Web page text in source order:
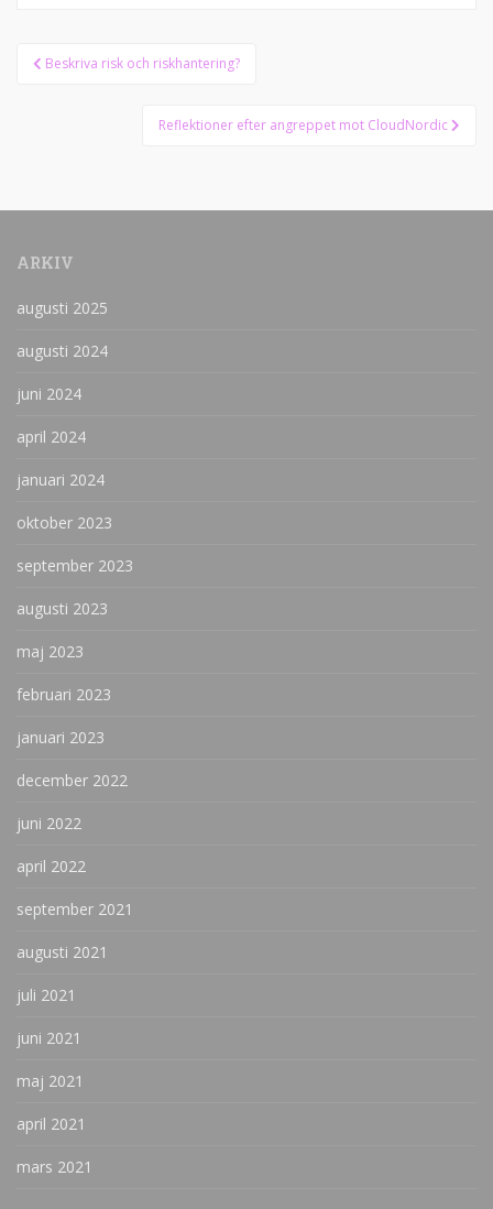
Inläggsnavigering
Beskriva risk och riskhantering?
Reflektioner efter angreppet mot CloudNordic
ARKIV
augusti 2025
augusti 2024
juni 2024
april 2024
januari 2024
oktober 2023
september 2023
augusti 2023
maj 2023
februari 2023
januari 2023
december 2022
juni 2022
april 2022
september 2021
augusti 2021
juli 2021
juni 2021
maj 2021
april 2021
mars 2021